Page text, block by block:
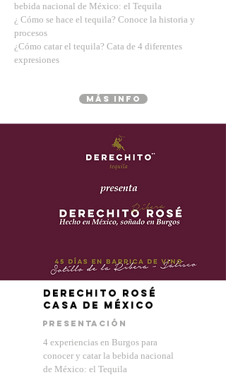
bebida nacional de México: el Tequila
¿ Cómo se hace el tequila? Conoce la historia y
procesos
¿Cómo catar el tequila? Cata de 4 diferentes
expresiones
MÁS INFO
Derechito Rosé
Casa de méxico
presentación
4 experiencias en Burgos para
conocer y catar la bebida nacional
de México: el Tequila